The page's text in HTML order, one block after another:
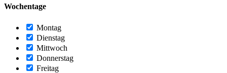
Wochentage
Montag
Dienstag
Mittwoch
Donnerstag
Freitag